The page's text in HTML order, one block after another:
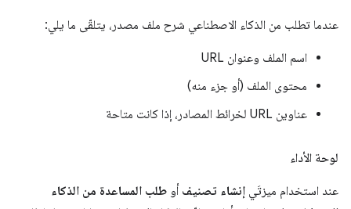
عندما تطلب من الذكاء الاصطناعي شرح ملف مصدر، يتلقّى ما يلي:
اسم الملف وعنوان URL
محتوى الملف (أو جزء منه)
عناوين URL لخرائط المصادر، إذا كانت متاحة
لوحة الأداء
عند استخدام ميزتَي إنشاء تصنيف أو طلب المساعدة من الذكاء